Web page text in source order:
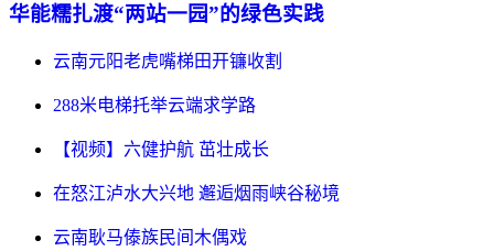
华能糯扎渡“两站一园”的绿色实践
云南元阳老虎嘴梯田开镰收割
288米电梯托举云端求学路
【视频】六健护航 茁壮成长
在怒江泸水大兴地 邂逅烟雨峡谷秘境
云南耿马傣族民间木偶戏